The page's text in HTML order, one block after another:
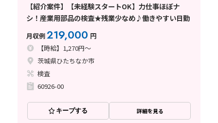
【紹介案件】【未経験スタートOK】力仕事ほぼナ
シ！産業用部品の検査★残業少なめ♪働きやすい日勤
月収例219,000 円
【時給】1,270円～
茨城県ひたちなか市
検査
60926-00
キープする 詳細を見る